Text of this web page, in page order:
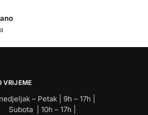
VRIJEME
– Petak | 9h – 17h |
Subota | 10h – 17h |